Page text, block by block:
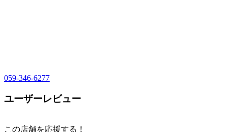
059-346-6277
ユーザーレビュー
この店舗を応援する！